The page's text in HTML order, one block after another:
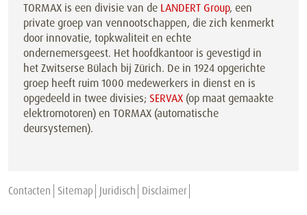
TORMAX is een divisie van de LANDERT Group, een
private groep van vennootschappen, die zich kenmerkt
door innovatie, topkwaliteit en echte
ondernemersgeest. Het hoofdkantoor is gevestigd in
het Zwitserse Bülach bij Zürich. De in 1924 opgerichte
groep heeft ruim 1000 medewerkers in dienst en is
opgedeeld in twee divisies; SERVAX (op maat gemaakte
elektromotoren) en TORMAX (automatische
deursystemen).
Contacten Sitemap Juridisch Disclaimer